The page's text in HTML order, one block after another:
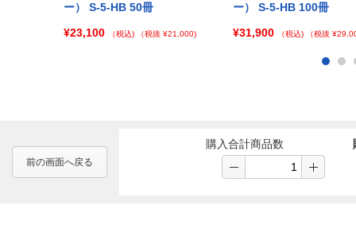
ー） S-5-HB 50冊
¥23,100
（税込) （税抜 ¥21,000)
ー） S-5-HB 100冊
¥31,900
（税込) （税抜
前の画面へ戻る
購入合計商品数